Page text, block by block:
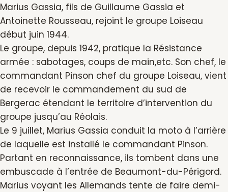
Marius Gassia, fils de Guillaume Gassia et
Antoinette Rousseau, rejoint le groupe Loiseau
début juin 1944.
Le groupe, depuis 1942, pratique la Résistance
armée : sabotages, coups de main,etc. Son chef, le
commandant Pinson chef du groupe Loiseau, vient
de recevoir le commandement du sud de
Bergerac étendant le territoire d’intervention du
groupe jusqu’au Réolais.
Le 9 juillet, Marius Gassia conduit la moto à l’arrière
de laquelle est installé le commandant Pinson.
Partant en reconnaissance, ils tombent dans une
embuscade à l’entrée de Beaumont-du-Périgord.
Marius voyant les Allemands tente de faire demi-